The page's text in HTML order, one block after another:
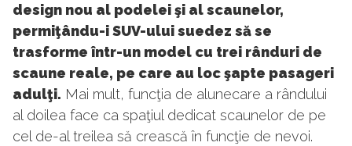
design nou al podelei şi al scaunelor,
permiţându-i SUV-ului suedez să se
trasforme într-un model cu trei rânduri de
scaune reale, pe care au loc şapte pasageri
adulţi. Mai mult, funcţia de alunecare a rândului
al doilea face ca spaţiul dedicat scaunelor de pe
cel de-al treilea să crească în funcţie de nevoi.